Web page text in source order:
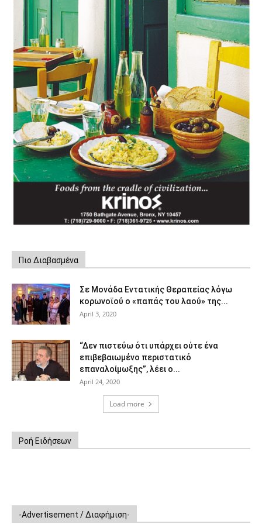
Πιο Διαβασμένα
Σε Μονάδα Εντατικής Θεραπείας λόγω
κορωνοϊού ο «παπάς του λαού» της...
April 3, 2020
“Δεν πιστεύω ότι υπάρχει ούτε ένα
επιβεβαιωμένο περιστατικό
επαναλοίμωξης”, λέει ο...
April 24, 2020
Load more
Ροή Ειδήσεων
-Advertisement / Διαφήμιση-